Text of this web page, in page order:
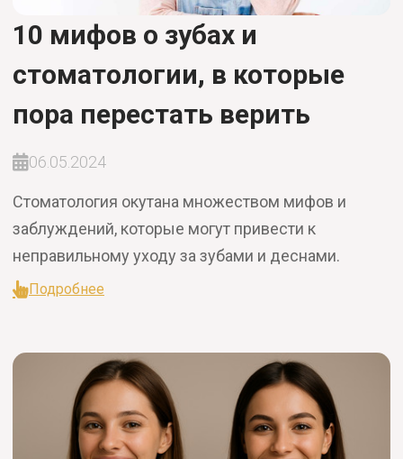
10 мифов о зубах и
стоматологии, в которые
пора перестать верить
06.05.2024
Стоматология окутана множеством мифов и
заблуждений, которые могут привести к
неправильному уходу за зубами и деснами.
Подробнее